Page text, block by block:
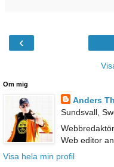
‹
Om mig
Anders
Sundsvall,
Web editor
Visa hela min profil